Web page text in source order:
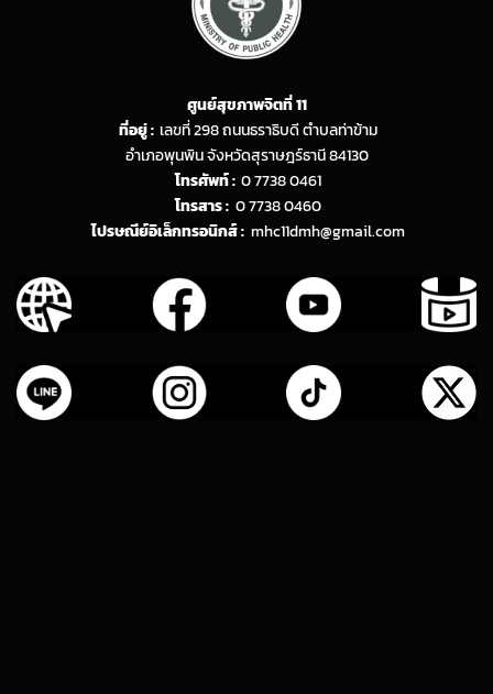
ศูนย์สุขภาพจิตที่ 11
ที่อยู่ : เลขที่ 298 ถนนธราธิบดี ตำบลท่าข้าม
อำเภอพุนพิน จังหวัดสุราษฎร์ธานี 84130
โทรศัพท์ : 0 7738 0461
โทรสาร : 0 7738 0460
ไปรษณีย์อิเล็กทรอนิกส์ : mhc11dmh@gmail.com